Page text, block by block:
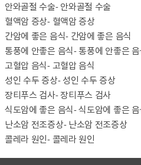
안와골절 수술- 안와골절 수술
혈액암 증상- 혈액암 증상
간암에 좋은 음식- 간암에 좋은 음식
통풍에 안좋은 음식- 통풍에 안좋은 음
고혈압 음식- 고혈압 음식
성인 수두 증상- 성인 수두 증상
장티푸스 검사- 장티푸스 검사
식도암에 좋은 음식- 식도암에 좋은 음
난소암 전조증상- 난소암 전조증상
콜레라 원인- 콜레라 원인